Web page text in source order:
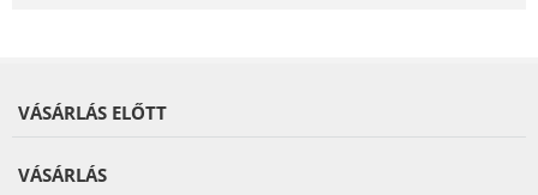
VÁSÁRLÁS ELŐTT
VÁSÁRLÁS